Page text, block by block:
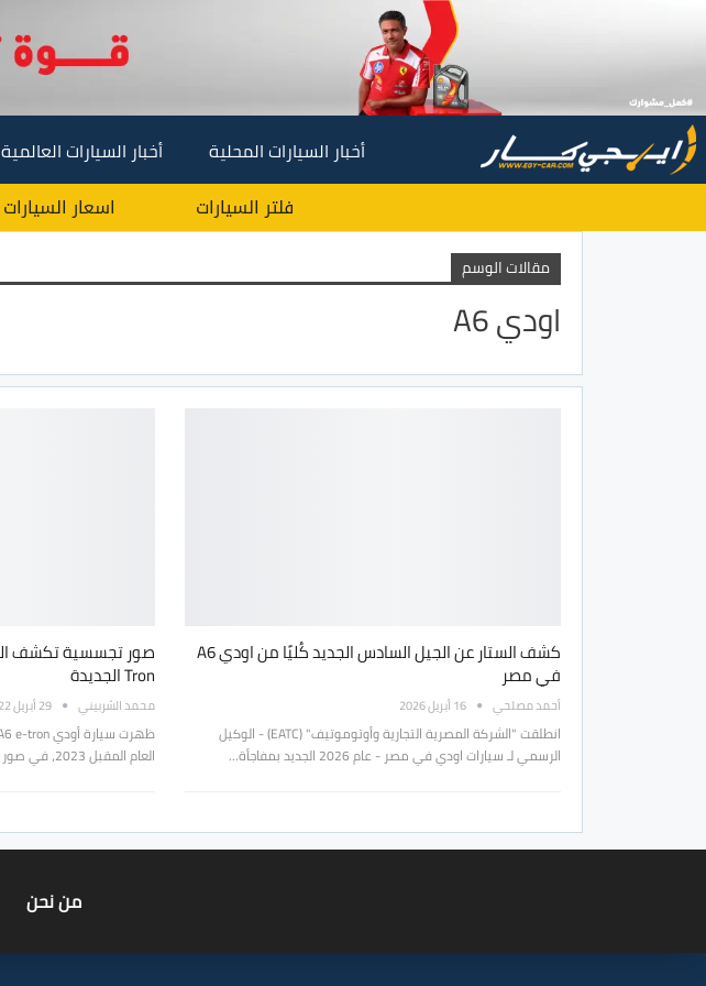
أخبار السيارات المحلية أخبار السيارات العالمية
فلتر السيارات اسعار السيارات
مقالات الوسم
اودي A6
كشف الستار عن الجيل السادس الجديد كُليًا من اودي A6
في مصر
أحمد مصلحي 16 أبريل 2026
انطلقت "الشركة المصرية التجارية وأوتوموتيف" (EATC) - الوكيل
الرسمي لـ سيارات اودي في مصر - عام 2026 الجديد بمفاجأة…
Tron الجديدة
محمد الشربيني 29 أبريل 2022
العام المقبل 2023، في صور تجسسية حديثة، كشفت عن ملامح…
من نحن